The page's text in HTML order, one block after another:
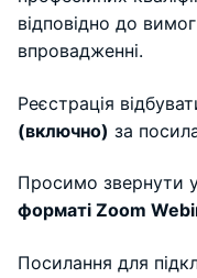
відповідно до
впровадженні.
Реєстрація
(включно) за
Просимо звернути
форматі Zoom
Посилання для